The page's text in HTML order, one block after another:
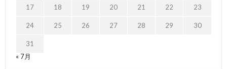
17 18 19 20 21 22 23
24 25 26 27 28 29 30
31
« 7月